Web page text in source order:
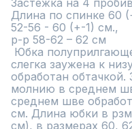
Застежка на 4
Длина по спинке 60
52-56 - 60 (+-1) см.,
р-р 58-62 – 62 см
слегка заужена к
обработан
молнию в среднем
среднем шве
см. Длина юбки в
см), в размерах 60,